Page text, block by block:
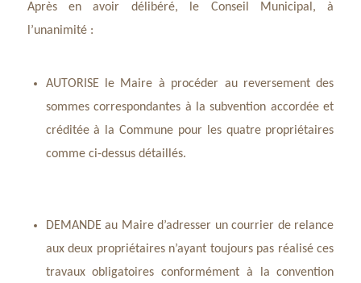
Après en avoir délibéré, le Conseil Municipal, à
l’unanimité :
AUTORISE le Maire à procéder au reversement des
sommes correspondantes à la subvention accordée et
créditée à la Commune pour les quatre propriétaires
comme ci-dessus détaillés.
DEMANDE au Maire d’adresser un courrier de relance
aux deux propriétaires n’ayant toujours pas réalisé ces
travaux obligatoires conformément à la convention